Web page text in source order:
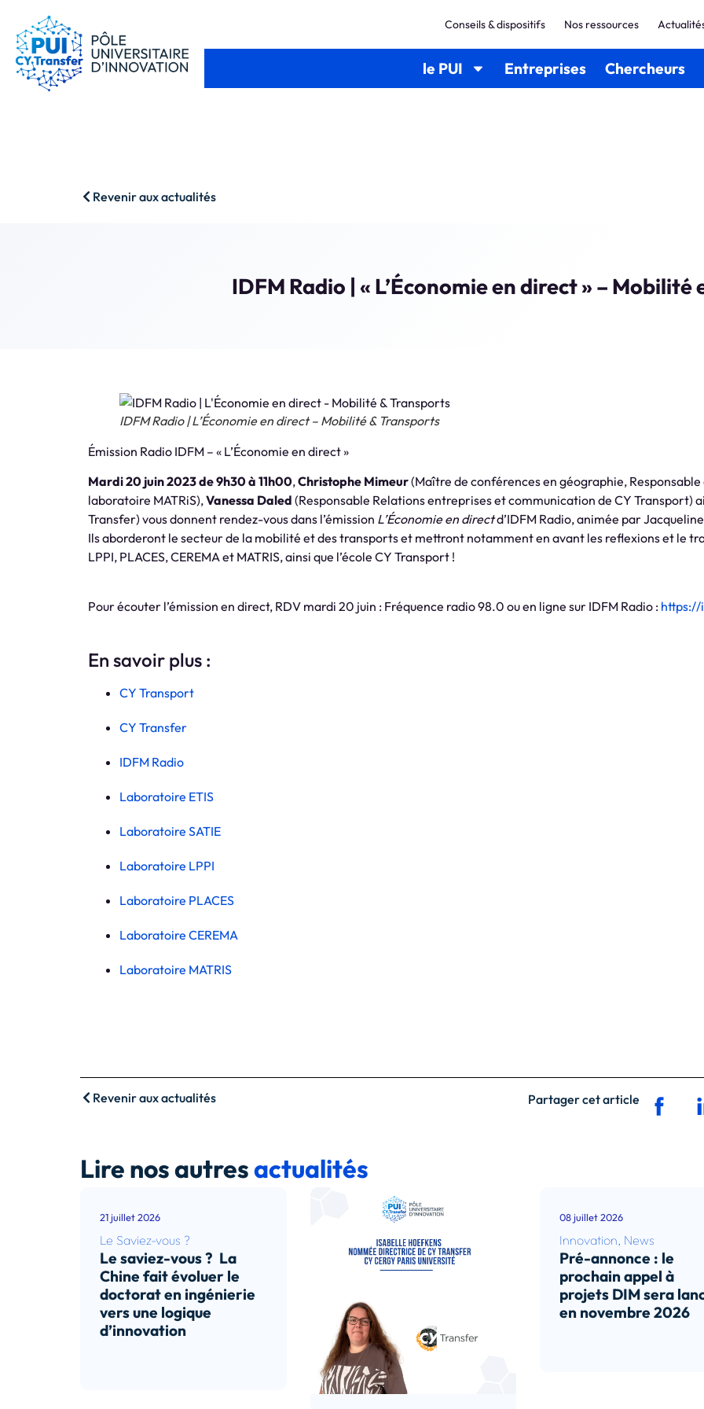
le PUI Entreprises Chercheurs
Conseils & dispositifs Nos ressources
Revenir aux actualités
IDFM Radio | « L’Économie en direct » –
IDFM Radio | L’Économie en direct – Mobilité & Transports
Émission Radio IDFM – « L’Économie en direct »
Mardi 20 juin 2023 de 9h30 à 11h00,Christophe Mimeur(Maître de conférences en géographie,
laboratoire MATRiS),Vanessa Daled (Responsable Relations entreprises et communication de CY Transport)
Transfer) vous donnent rendez-vous dans l’émission L’Économie en directd’IDFM Radio, animée par
Ils aborderont le secteur de la mobilité et des transports et mettront notamment en avant les reflexions et le
LPPI, PLACES, CEREMA et MATRIS, ainsi que l’école CY Transport !
Pour écouter l’émission en direct, RDV mardi 20 juin : Fréquence radio 98.0 ou en ligne sur IDFM Radio :
En savoir plus :
CY Transport
CY Transfer
IDFM Radio
Laboratoire ETIS
Laboratoire SATIE
Laboratoire LPPI
Laboratoire PLACES
Laboratoire CEREMA
Laboratoire MATRIS
Revenir aux actualités Partager cet article
Lire nos autresactualités
21 juillet 2026
Le Saviez-vous ?
Le saviez-vous ? La
Chine fait évoluer le
doctorat en ingénierie
vers une logique
d’innovation
08 juillet 2026
Innovation, News
Pré-annonce : le
prochain appel à
projets DIM sera
en novembre 2026